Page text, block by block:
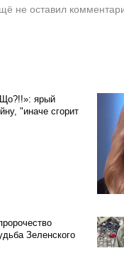
не оставил
ярый
"иначе сгорит
Зеленского